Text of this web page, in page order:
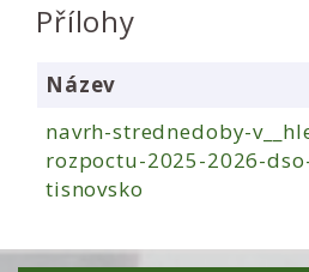
Přílohy
Název
navrh-strednedoby-
rozpoctu-2025-2026-
tisnovsko